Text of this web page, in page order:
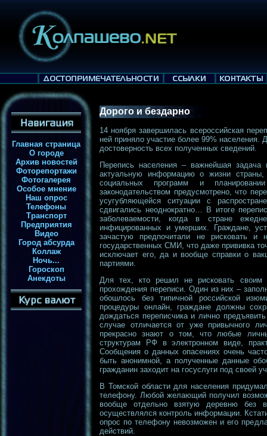
Главная страница
О городе
Архив новостей
Фоторепортажи
Фотогалерея
Особое мнение
Наш опрос
Телефоны
Транспорт
Предприятия
Видео
Город абсурда
Коллаж
Ночь...
Гороскоп
Анекдоты
Дорого и бездарно
14 ноября завершилась всероссийская
ней приняло участие более 99%
достоверность всех полученных сведений.
Перепись населения – важнейшая задача
актуальную информацию о жизни страны,
социальных программ и
законодательством предусмотрено, что
усугубляющейся ситуации с
сдвигались неоднократно… В итоге
заболеваемости, когда в стране
инфицированных и умерших. Граждане,
зачастую предпочитали не рисковать
государственных СМИ, что даже прививка
исключает его, да и вообще справки о
партиями.
Для тех, кто решил не рисковать своим
прохождения переписи. Один из них –
обошлось без типичной российской
процедуры онлайн, граждане должны
дождаться переписчика и лично
случае отличается от уже привычного
прекрасно знают о том, что любые
структурам РФ в электронном виде,
Сообщения о данных опасениях очень
быть анонимной, а полученные данные
гражданин заходит на госуслуги под своей
В Томской области для населения
телефону. Любой желающий получил
вообще отдельно взятую деревню без
осуществлялся контроль информации.
опрос по телефону невозможен и его
действий.